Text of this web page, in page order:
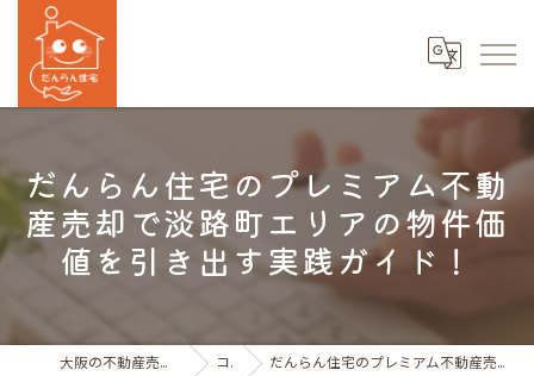
だんらん住宅のプレミアム不動
産売却で淡路町エリアの物件価
値を引き出す実践ガイド！
大阪の不動産売買ならだんらん住宅株式会社 コラム だんらん住宅のプレミアム不動産売却で淡路町エリアの物件価値を引き出す実践ガイド！